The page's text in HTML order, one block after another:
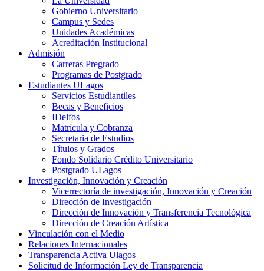
Gobierno Universitario
Campus y Sedes
Unidades Académicas
Acreditación Institucional
Admisión
Carreras Pregrado
Programas de Postgrado
Estudiantes ULagos
Servicios Estudiantiles
Becas y Beneficios
IDelfos
Matrícula y Cobranza
Secretaria de Estudios
Títulos y Grados
Fondo Solidario Crédito Universitario
Postgrado ULagos
Investigación, Innovación y Creación
Vicerrectoría de investigación, Innovación y Creación
Dirección de Investigación
Dirección de Innovación y Transferencia Tecnológica
Dirección de Creación Artística
Vinculación con el Medio
Relaciones Internacionales
Transparencia Activa Ulagos
Solicitud de Información Ley de Transparencia